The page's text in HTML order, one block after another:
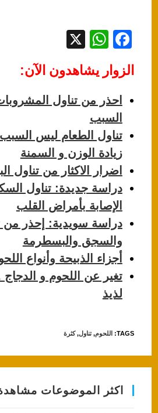
F
c
e
b
o
o
k
W
at
s
A
p
p
الزوار يشاهدون الآن:
احذر من تناول المشروبات
السبب
تناول الطعام ليس
زيادة الوزن و السمنة
اضرار الاكثار من تناول
دراسة جديدة: تناول
الإصابة بأمراض القلب
دراسة سويدية: إحذر من
والسجق والبسطرمة
أجزاء الذبيحة وأنواع
تغير عن اللحوم و
لذيذ
TAGS
: اللحوم, تناول, كثرة
اكثر الموضوعات